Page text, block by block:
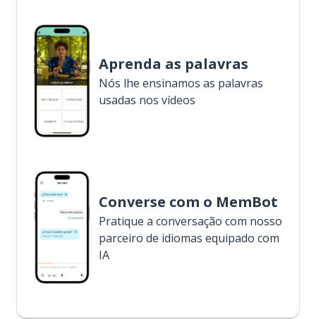
Aprenda as palavras
Nós lhe ensinamos as palavras
usadas nos vídeos
Converse com o MemBot
Pratique a conversação com nosso
parceiro de idiomas equipado com
IA